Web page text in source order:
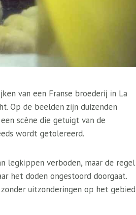
van een Franse broederij in La
Op de beelden zijn duizenden
scène die getuigt van de
wordt getolereerd.
legkippen verboden, maar de regel
het doden ongestoord doorgaat.
uitzonderingen op het gebied